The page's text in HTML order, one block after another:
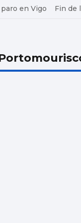
en Vigo Fin de